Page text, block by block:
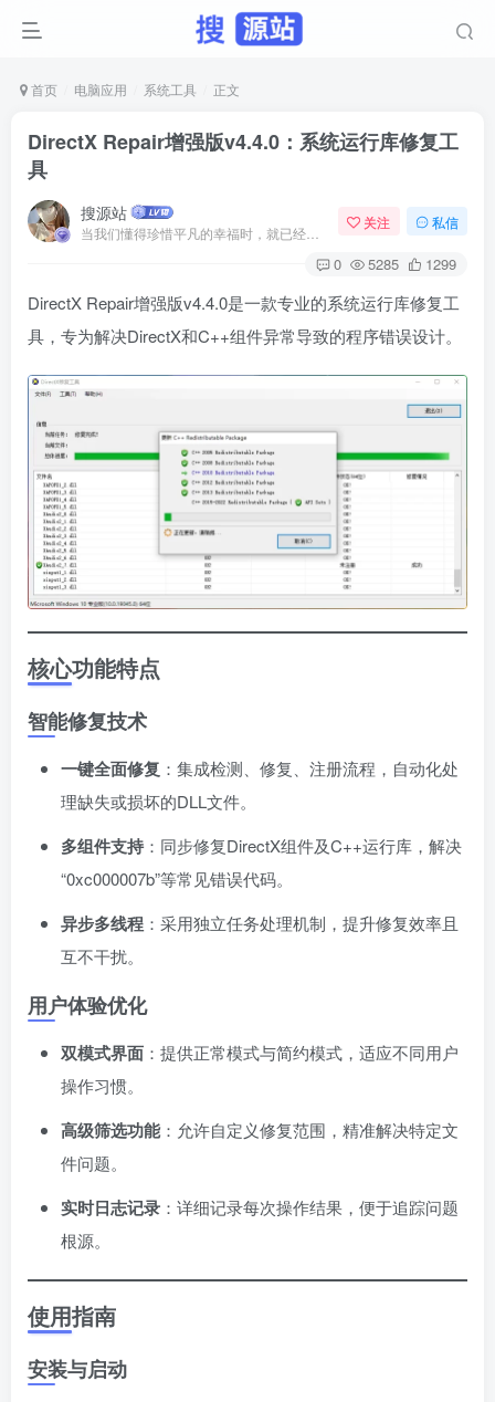
首页 电脑应用 系统工具 正文
DirectX Repair增强版v4.4.0：系统运行库修复工
具
搜源站 关注 私信
0 5285 1299
DirectX Repair增强版v4.4.0是一款专业的系统运行库修复工
具，专为解决DirectX和C++组件异常导致的程序错误设计。
核心功能特点
智能修复技术
一键全面修复 ：集成检测、修复、注册流程，自动化处
理缺失或损坏的DLL文件。
多组件支持：同步修复DirectX组件及C++运行库，解决
“0xc000007b”等常见错误代码。
异步多线程 ：采用独立任务处理机制，提升修复效率且
互不干扰。
用户体验优化
双模式界面 ：提供正常模式与简约模式，适应不同用户
操作习惯。
高级筛选功能：允许自定义修复范围，精准解决特定文
件问题。
实时日志记录 ：详细记录每次操作结果，便于追踪问题
根源。
使用指南
安装与启动